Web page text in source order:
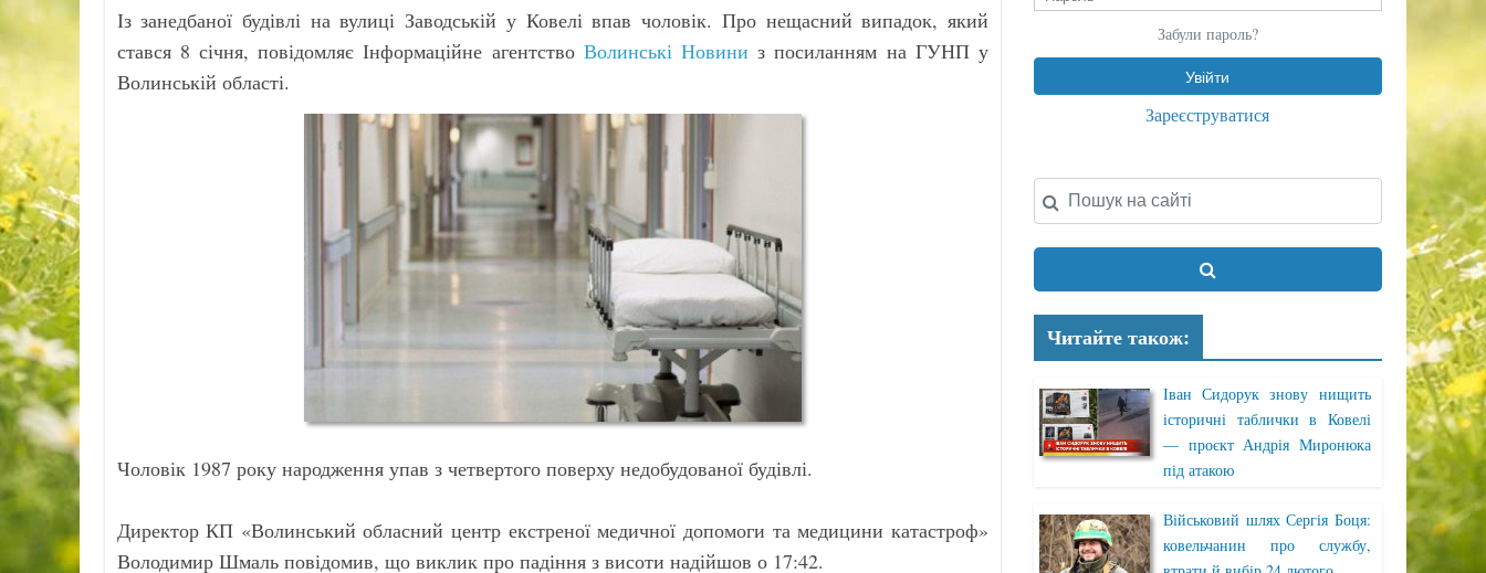
Із занедбаної будівлі на вулиці Заводській у Ковелі впав чоловік. Про нещасний випадок, який
стався 8 січня, повідомляє Інформаційне агентство Волинські Новиниз посиланням на ГУНП у
Волинській області.
Чоловік 1987 року народження упав з четвертого поверху недобудованої будівлі.
Директор КП «Волинський обласний центр екстреної медичної допомоги та медицини катастроф»
Володимир Шмаль повідомив, що виклик про падіння з висоти надійшов о 17:42.
Забули пароль?
Зареєструватися
Читайте також:
Іван Сидорук знову нищить
історичні таблички в Ковелі
— проєкт Андрія Миронюка
під атакою
Військовий шлях Сергія Боця:
ковельчанин про службу,